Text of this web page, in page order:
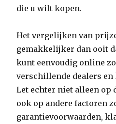
die u wilt kopen.
Het vergelijken van
gemakkelijker dan ooit
kunt eenvoudig online
verschillende dealers
Let echter niet alleen op
ook op andere factoren
garantievoorwaarden,